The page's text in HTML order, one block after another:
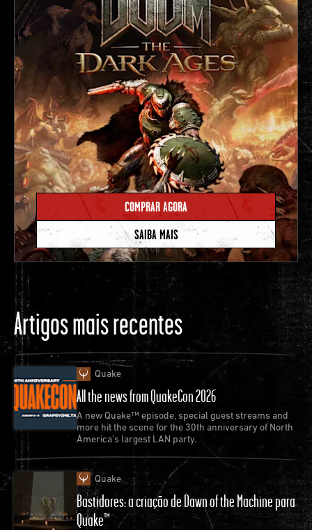
COMPRAR AGORA
SAIBA MAIS
Artigos mais recentes
Quake
All the news from QuakeCon 2026
A new Quake™ episode, special guest streams and
more hit the scene for the 30th anniversary of North
America’s largest LAN party.
Quake
Bastidores: a criação de Dawn of the Machine para
Quake™